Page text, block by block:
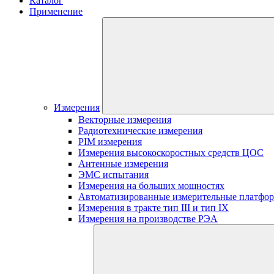
Применение
Измерения
Векторные измерения
Радиотехнические измерения
PIM измерения
Измерения высокоскоростных средств ЦОС
Антенные измерения
ЭМС испытания
Измерения на больших мощностях
Автоматизированные измерительные
Измерения в тракте тип III и тип IX
Измерения на производстве РЭА